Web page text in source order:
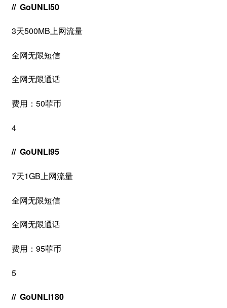
// GoUNLI50
3天500MB上网流量
全网无限短信
全网无限通话
费用：50菲币
4
// GoUNLI95
7天1GB上网流量
全网无限短信
全网无限通话
费用：95菲币
5
// GoUNLI180